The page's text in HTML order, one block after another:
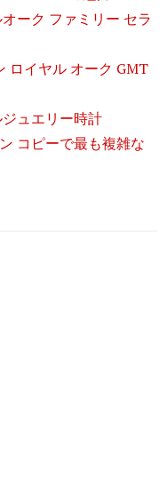
ーク ファミリー セラ
ロイヤル オーク GMT
ュエリー時計
コピーで最も複雑な